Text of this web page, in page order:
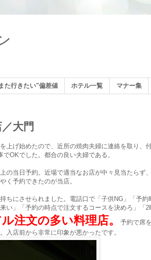
た行きたい"偏差値 ホテル一覧 マナー集
大門
上げ始めたので、近所の焼肉夫婦に連絡を取り、
OKでした。都合の良い夫婦である。
の当日予約。近場で適当なお店が中々見当たらず
く予約できたのが当店。
ちにさせられました。電話口で「子供NG」「予約
い」「予約の時点で注文するコースを決めろ」「2
注文の多い料理店。
予約で席
入店前から非常に印象が悪かったです。